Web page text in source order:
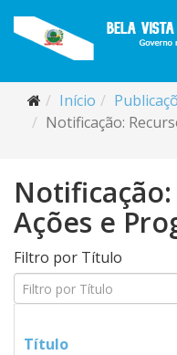
Início
Notificação:
Ações e
Filtro por Título
Título